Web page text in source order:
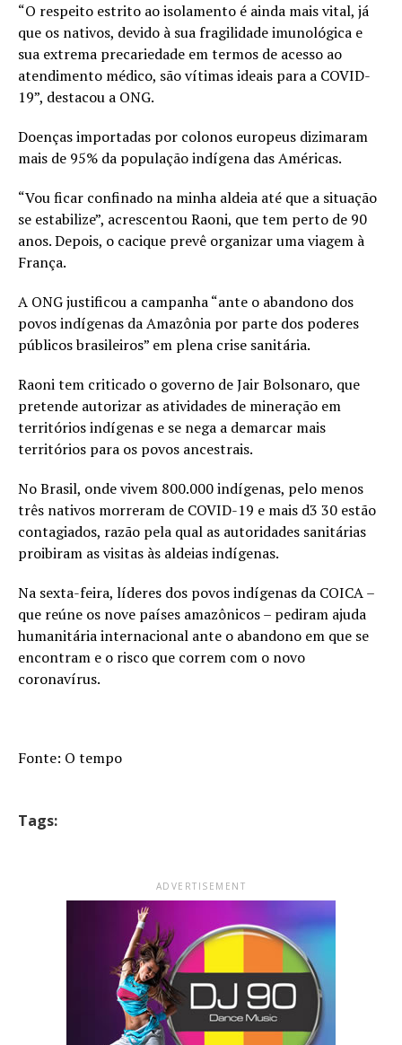
“O respeito estrito ao isolamento é ainda mais vital, já
que os nativos, devido à sua fragilidade imunológica e
sua extrema precariedade em termos de acesso ao
atendimento médico, são vítimas ideais para a COVID-
19”, destacou a ONG.
Doenças importadas por colonos europeus dizimaram
mais de 95% da população indígena das Américas.
“Vou ficar confinado na minha aldeia até que a situação
se estabilize”, acrescentou Raoni, que tem perto de 90
anos. Depois, o cacique prevê organizar uma viagem à
França.
A ONG justificou a campanha “ante o abandono dos
povos indígenas da Amazônia por parte dos poderes
públicos brasileiros” em plena crise sanitária.
Raoni tem criticado o governo de Jair Bolsonaro, que
pretende autorizar as atividades de mineração em
territórios indígenas e se nega a demarcar mais
territórios para os povos ancestrais.
No Brasil, onde vivem 800.000 indígenas, pelo menos
três nativos morreram de COVID-19 e mais d3 30 estão
contagiados, razão pela qual as autoridades sanitárias
proibiram as visitas às aldeias indígenas.
Na sexta-feira, líderes dos povos indígenas da COICA –
que reúne os nove países amazônicos – pediram ajuda
humanitária internacional ante o abandono em que se
encontram e o risco que correm com o novo
coronavírus.
Fonte: O tempo
Tags:
ADVERTISEMENT